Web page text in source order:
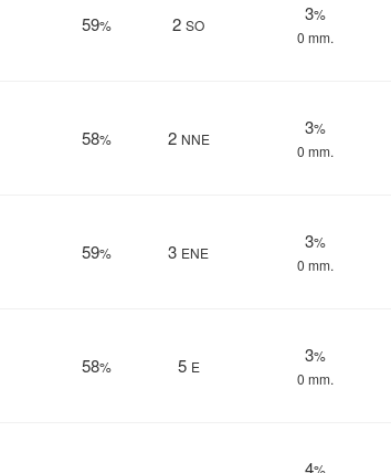
59% 2 SO
3%
0 mm.
58% 2 NNE
3%
0 mm.
59% 3 ENE
3%
0 mm.
58% 5 E
3%
0 mm.
4%